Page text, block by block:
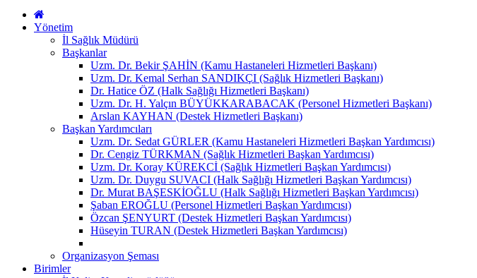
Yönetim
İl Sağlık Müdürü
Başkanlar
Uzm. Dr. Bekir ŞAHİN (Kamu Hastaneleri Hizmetleri Başkanı)
Uzm. Dr. Kemal Serhan SANDIKÇI (Sağlık Hizmetleri Başkanı)
Dr. Hatice ÖZ (Halk Sağlığı Hizmetleri Başkanı)
Uzm. Dr. H. Yalçın BÜYÜKKARABACAK (Personel Hizmetleri Başkanı)
Arslan KAYHAN (Destek Hizmetleri Başkanı)
Başkan Yardımcıları
Uzm. Dr. Sedat GÜRLER (Kamu Hastaneleri Hizmetleri Başkan Yardımcısı)
Dr. Cengiz TÜRKMAN (Sağlık Hizmetleri Başkan Yardımcısı)
Uzm. Dr. Koray KÜREKCİ (Sağlık Hizmetleri Başkan Yardımcısı)
Uzm. Dr. Duygu SUVACI (Halk Sağlığı Hizmetleri Başkan Yardımcısı)
Dr. Murat BAŞESKİOĞLU (Halk Sağlığı Hizmetleri Başkan Yardımcısı)
Şaban EROĞLU (Personel Hizmetleri Başkan Yardımcısı)
Özcan ŞENYURT (Destek Hizmetleri Başkan Yardımcısı)
Hüseyin TURAN (Destek Hizmetleri Başkan Yardımcısı)
Organizasyon Şeması
Birimler